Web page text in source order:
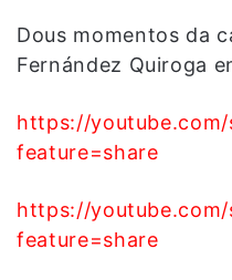
Dous momentos da
Fernández Quiroga
https://youtube.com/
feature=share
https://youtube.com/
feature=share